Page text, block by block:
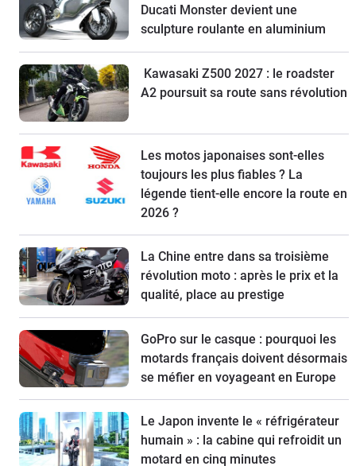
Ducati Monster devient une
sculpture roulante en aluminium
Kawasaki Z500 2027 : le roadster
A2 poursuit sa route sans révolution
Les motos japonaises sont-elles
toujours les plus fiables ? La
légende tient-elle encore la route en
2026 ?
La Chine entre dans sa troisième
révolution moto : après le prix et la
qualité, place au prestige
GoPro sur le casque : pourquoi les
motards français doivent désormais
se méfier en voyageant en Europe
Le Japon invente le « réfrigérateur
humain » : la cabine qui refroidit un
motard en cinq minutes